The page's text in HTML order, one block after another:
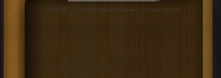
قراءة و تحميل كتاب المجموعة القصصية الكاملة جـ 3 PDF مجانا